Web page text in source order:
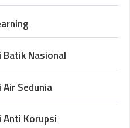
Nasional
Sedunia
Anti Korupsi